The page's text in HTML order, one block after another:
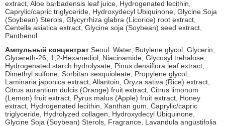
extract, Aloe barbadensis leaf juice, Hydrogenated lecithin,
Caprylic/capric triglyceride, Hydroxydecyl Ubiquinone, Glycine Soja
(Soybean) Sterols, Glycyrrhiza glabra (Licorice) root extract,
Centella asiatica extract, Glycine soja (Soybean) seed extract,
Panthenol
Ампульный концентрат Seoul: Water, Butylene glycol, Glycerin,
Glycereth-26, 1,2-Hexanediol, Niacinamide, Glycosyl trehalose,
Hydrogenated starch hydrolysate, Pinus densiflora leaf extract,
Dimethyl sulfone, Sorbitan sesquioleate, Propylene glycol,
Laminaria japonica extract, Allantoin, Oryza sativa (Rice) extract,
Citrus aurantium dulcis (Orange) fruit extract, Citrus limonum
(Lemon) fruit extract, Pyrus malus (Apple) fruit extract, Honey
extract, Hydrogenated lecithin, Xanthan gum, Caprylic/capric
triglyceride, Hydrolyzed collagen, Hydroxydecyl Ubiquinone,
Glycine Soja (Soybean) Sterols, Fragrance, Lavandula angustifolia